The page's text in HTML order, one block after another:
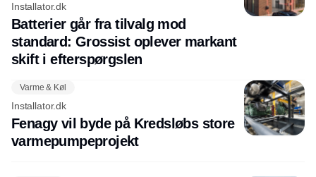
Installator.dk
Batterier går fra tilvalg mod
standard: Grossist oplever markant
skift i efterspørgslen
Varme & Køl
Installator.dk
Fenagy vil byde på Kredsløbs store
varmepumpeprojekt